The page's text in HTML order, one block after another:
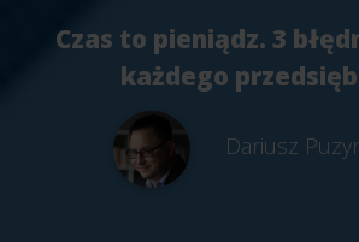
Czas to pieniądz. 3
każdego
Dariusz